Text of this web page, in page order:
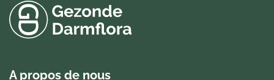
A propos de nous